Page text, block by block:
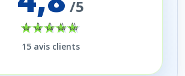
/5
15avis clients